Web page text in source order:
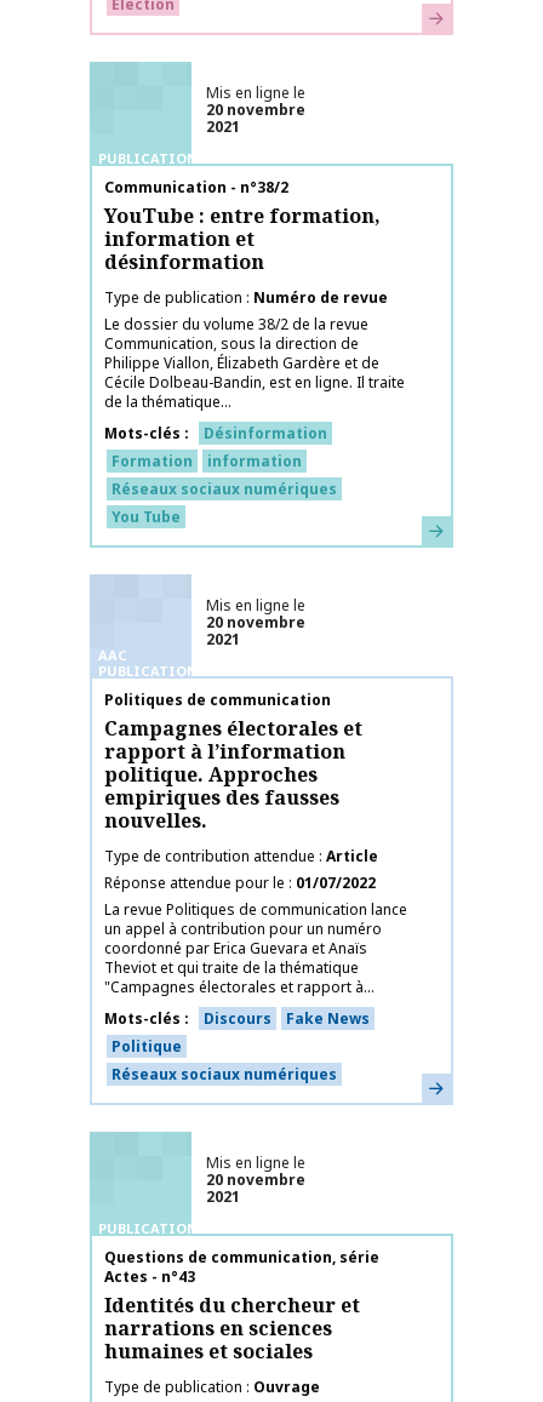
Election En savoir plus
PUBLICATIONS
Mis en ligne le
20 novembre
2021
Nom de la publication
Communication - n°38/2
YouTube : entre formation,
information et
désinformation
Type de publication
Numéro de revue
Le dossier du volume 38/2 de la revue
Communication, sous la direction de
Philippe Viallon, Élizabeth Gardère et de
Cécile Dolbeau-Bandin, est en ligne. Il traite
de la thématique...
Mots-clés
Désinformation
Formation
information
Réseaux sociaux numériques
You Tube
En savoir plus
AAC
PUBLICATIONS
Mis en ligne le
20 novembre
2021
Nom de la publication
Politiques de communication
Campagnes électorales et
rapport à l’information
politique. Approches
empiriques des fausses
nouvelles.
Type de contribution attendue Article
Réponse attendue pour le
01/07/2022
La revue Politiques de communication lance
un appel à contribution pour un numéro
coordonné par Erica Guevara et Anaïs
Theviot et qui traite de la thématique
"Campagnes électorales et rapport à...
Mots-clés
Discours
Fake News
Politique
Réseaux sociaux numériques
En savoir plus
PUBLICATIONS
Mis en ligne le
20 novembre
2021
Nom de la publication
Questions de communication, série
Actes - n°43
Identités du chercheur et
narrations en sciences
humaines et sociales
Type de publication
Ouvrage